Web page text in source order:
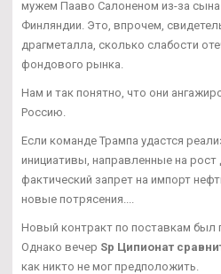
мужем Пааво Салоненом из-за
Финляндии. Это, впрочем,
драгметалла, сколько слабости
фондового рынка.
Нам и так понятно, что они
Россию.
Если команде Трампа удастся
инициативы, направленные на
фактический запрет на импорт
новые потрясения....
Новый контракт по поставкам был
Однако вечер Sp Ципионат
как никто не мог предположить.